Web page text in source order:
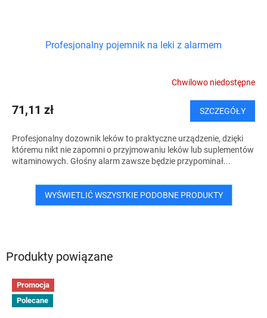
Produkty powiązane
Promocja
Polecane
Profesjonalny pojemnik na leki z alarmem
Chwilowo niedostępne
71,11 zł SZCZEGÓŁY
Profesjonalny dozownik leków to praktyczne urządzenie, dzięki
któremu nikt nie zapomni o przyjmowaniu leków lub suplementów
witaminowych. Głośny alarm zawsze będzie przypominał...
WYŚWIETLIĆ WSZYSTKIE PODOBNE PRODUKTY